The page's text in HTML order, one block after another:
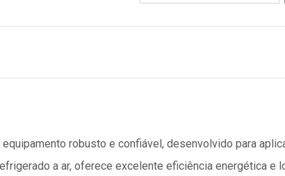
robusto e confiável, desenvolvido para
a ar, oferece excelente eficiência energética e